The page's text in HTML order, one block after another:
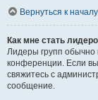
Вернуться к началу
Как мне стать
Лидеры групп обычно
конференции. Если
свяжитесь с
сообщение.